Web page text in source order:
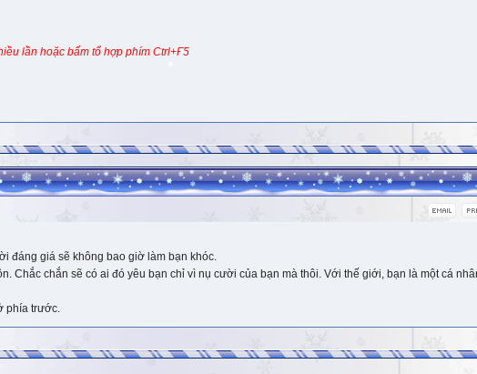
lần hoặc bấm tổ hợp phím Ctrl+F5
đáng giá sẽ không bao giờ làm bạn khóc.
Chắc chắn sẽ có ai đó yêu bạn chỉ vì nụ cười của bạn mà thôi. Với thế giới, bạn là một cá
phía trước.